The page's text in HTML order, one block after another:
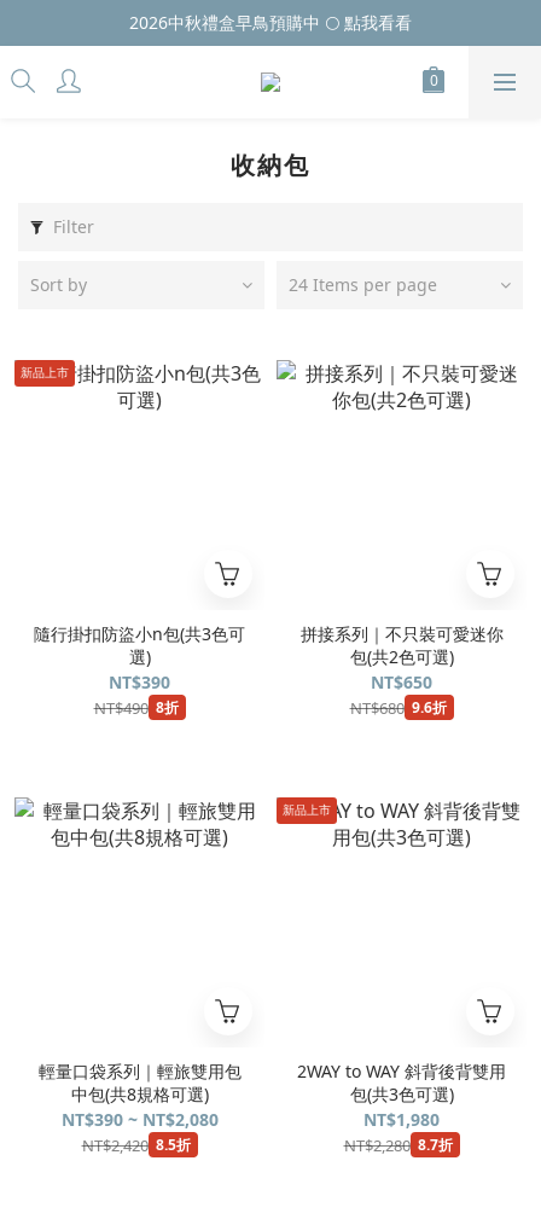
2026中秋禮盒早鳥預購中 🌕 點我看看
收納包
Filter
Sort by 24 Items per page
新品上市
隨行掛扣防盜小n包(共3色可
選)
NT$390
NT$490 8折
拼接系列｜不只裝可愛迷你
包(共2色可選)
NT$650
NT$680 9.6折
輕量口袋系列｜輕旅雙用包
中包(共8規格可選)
NT$390 ~ NT$2,080
NT$2,420 8.5折
新品上市
2WAY to WAY 斜背後背雙用
包(共3色可選)
NT$1,980
NT$2,280 8.7折